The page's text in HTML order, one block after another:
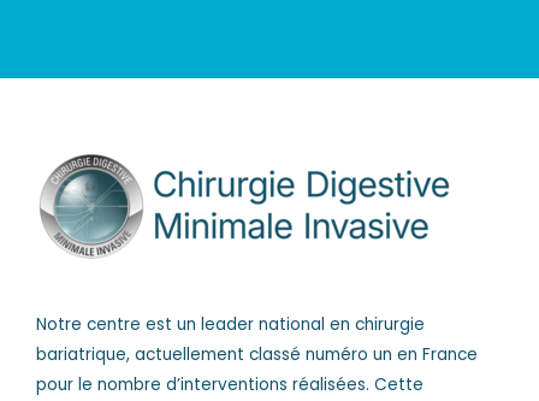
Notre centre est un leader national en chirurgie
bariatrique, actuellement classé numéro un en France
pour le nombre d’interventions réalisées. Cette